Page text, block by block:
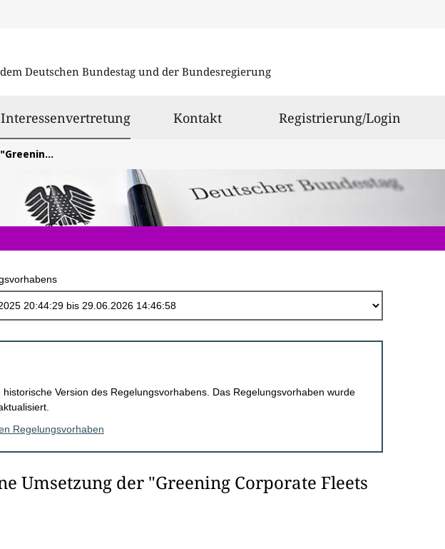
Deutschen Bundestag und der Bundesregierung
ausgewählt
Kontakt Registrierung/Login
Initiative"
historische Version des Regelungsvorhabens. Das Regelungsvorhaben wurde
Regelungsvorhaben
Umsetzung der "Greening Corporate Fleets